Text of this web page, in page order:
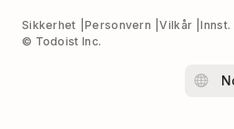
Sikkerhet Personvern Vilkår
© Todoist Inc.